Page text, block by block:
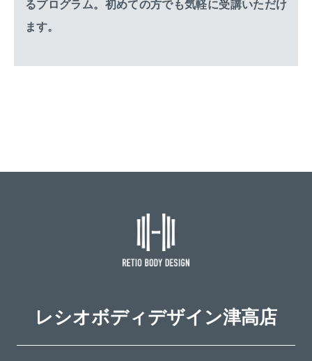
るプログラム。初めての方でも気軽に受講いただけ
ます。
レシオボディデザイン津高店